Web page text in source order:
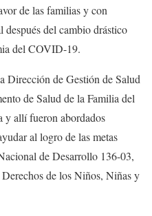
de las familias y con
después del cambio drástico
del COVID-19.
Dirección de Gestión de Salud
de Salud de la Familia del
y allí fueron abordados
al logro de las metas
de Desarrollo 136-03,
de los Niños, Niñas y